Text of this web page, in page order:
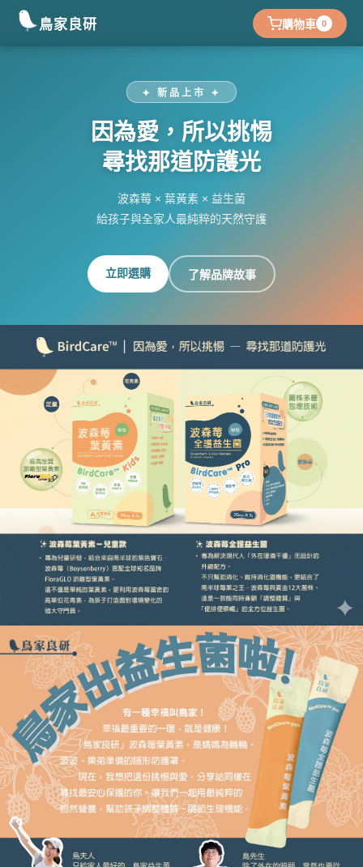
鳥家良研 購物車 0
✦ 新品上市 ✦
因為愛，所以挑惕
尋找那道防護光
波森莓 × 葉黃素 × 益生菌
給孩子與全家人最純粹的天然守護
立即選購 了解品牌故事